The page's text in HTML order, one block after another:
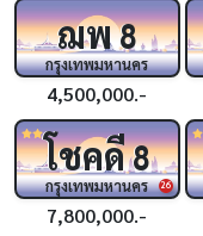
ฌพ8
กรุงเทพมหานคร
4,500,000.-
26
โชคดี8
กรุงเทพมหานคร
7,800,000.-